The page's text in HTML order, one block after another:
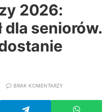
2026:
dla seniorów.
BRAK KOMENTARZY